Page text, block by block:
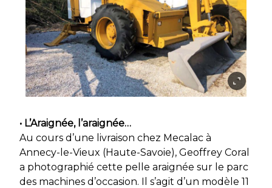
• L’Araignée, l’araignée…
Au cours d’une livraison chez Mecalac à
Annecy-le-Vieux (Haute-Savoie), Geoffrey Coral
a photographié cette pelle araignée sur le parc
des machines d’occasion. Il s’agit d’un modèle 11